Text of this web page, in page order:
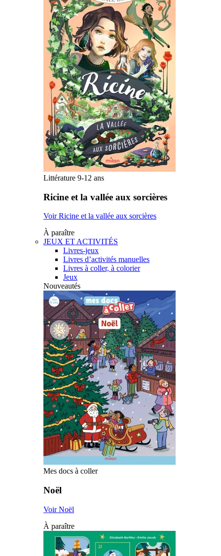
Littérature 9-12 ans
Ricine et la vallée aux sorcières
Voir Ricine et la vallée aux sorcières
À paraître
JEUX ET ACTIVITÉS
Livres-jeux
Livres d’activités manuelles
Livres à coller, à colorier
Jeux
Nouveautés
Mes docs à coller
Noël
Voir Noël
À paraître